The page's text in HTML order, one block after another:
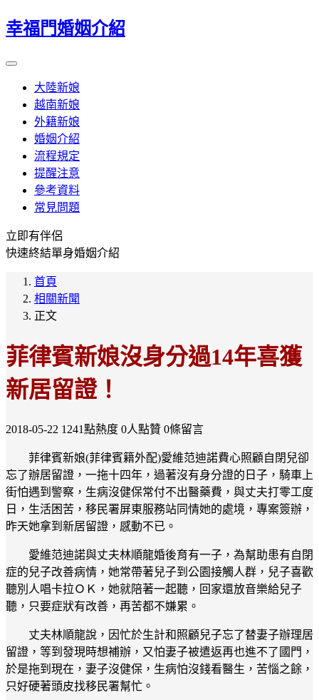
幸福門婚姻介紹
大陸新娘
越南新娘
外籍新娘
婚姻介紹
流程規定
提醒注意
參考資料
常見問題
立即有伴侶
快速終結單身婚姻介紹
首頁
相關新聞
正文
菲律賓新娘沒身分過14年喜獲
新居留證！
2018-05-22 1241點熱度 0人點贊 0條留言
菲律賓新娘(菲律賓籍外配)愛維范迪諾費心照顧自閉兒卻
忘了辦居留證，一拖十四年，過著沒有身分證的日子，騎車上
街怕遇到警察，生病沒健保常付不出醫藥費，與丈夫打零工度
日，生活困苦，移民署屏東服務站同情她的處境，專案簽辦，
昨天她拿到新居留證，感動不已。
愛維范迪諾與丈夫林順龍婚後育有一子，為幫助患有自閉
症的兒子改善病情，她常帶著兒子到公園接觸人群，兒子喜歡
聽別人唱卡拉ＯＫ，她就陪著一起聽，回家還放音樂給兒子
聽，只要症狀有改善，再苦都不嫌累。
丈夫林順龍說，因忙於生計和照顧兒子忘了替妻子辦理居
留證，等到發現時想補辦，又怕妻子被遣返再也進不了國門，
於是拖到現在，妻子沒健保，生病怕沒錢看醫生，苦惱之餘，
只好硬著頭皮找移民署幫忙。